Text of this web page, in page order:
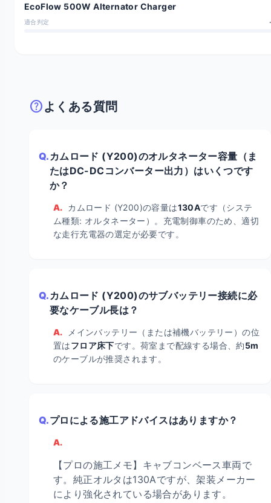
EcoFlow 500W Alternator Charger
適合判定
helpよくある質問
Q.カムロード (Y200)のオルタネーター容量（ま
たはDC-DCコンバーター出力）はいくつです
か？
A. カムロード (Y200)の容量は130Aです（システ
ム種類: オルタネーター）。充電制御車のため、適切
な走行充電器の選定が必要です。
Q.カムロード (Y200)のサブバッテリー接続に必
要なケーブル長は？
A.
メインバッテリー（または補機バッテリー）の位
置はフロア床下です。荷室まで配線する場合、約5m
のケーブルが推奨されます。
Q.プロによる施工アドバイスはありますか？
A.
【プロの施工メモ】キャブコンベース車両で
す。純正オルタは130Aですが、架装メーカー
により強化されている場合があります。